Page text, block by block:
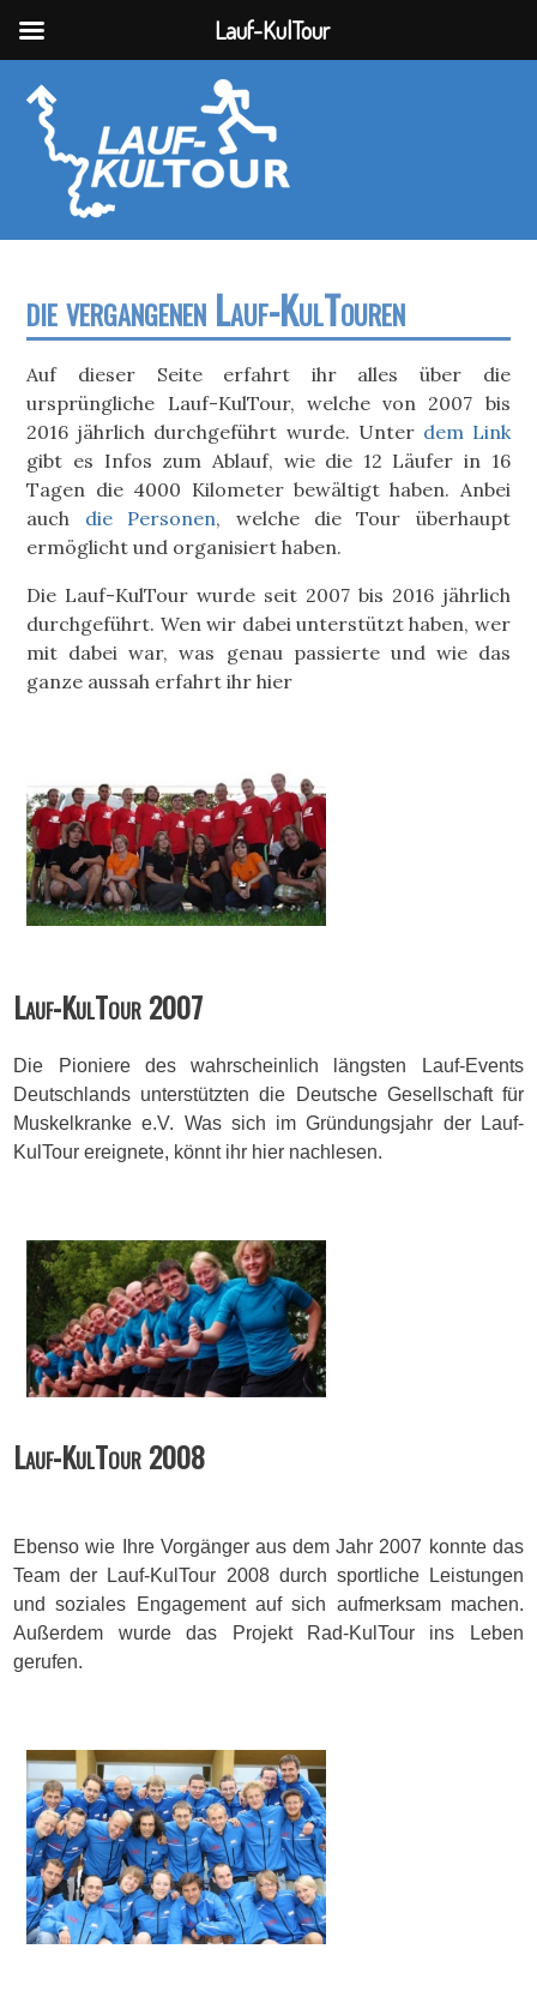
die vergangenen Lauf-KulTouren
Auf dieser Seite erfahrt ihr alles über die
ursprüngliche Lauf-KulTour, welche von 2007 bis
2016 jährlich durchgeführt wurde. Unter dem Link
gibt es Infos zum Ablauf, wie die 12 Läufer in 16
Tagen die 4000 Kilometer bewältigt haben. Anbei
auch die Personen, welche die Tour überhaupt
ermöglicht und organisiert haben.
Die Lauf-KulTour wurde seit 2007 bis 2016 jährlich
durchgeführt. Wen wir dabei unterstützt haben, wer
mit dabei war, was genau passierte und wie das
ganze aussah erfahrt ihr hier
Lauf-KulTour 2007
Die Pioniere des wahrscheinlich längsten Lauf-Events
Deutschlands unterstützten die Deutsche Gesellschaft für
Muskelkranke e.V. Was sich im Gründungsjahr der Lauf-
KulTour ereignete, könnt ihr hier nachlesen.
Lauf-KulTour 2008
Ebenso wie Ihre Vorgänger aus dem Jahr 2007 konnte das
Team der Lauf-KulTour 2008 durch sportliche Leistungen
und soziales Engagement auf sich aufmerksam machen.
Außerdem wurde das Projekt Rad-KulTour ins Leben
gerufen.
Lauf-KulTour